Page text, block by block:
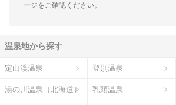
ージをご確認ください。
温泉地から探す
定山渓温泉 登別温泉
湯の川温泉（北海道） 乳頭温泉